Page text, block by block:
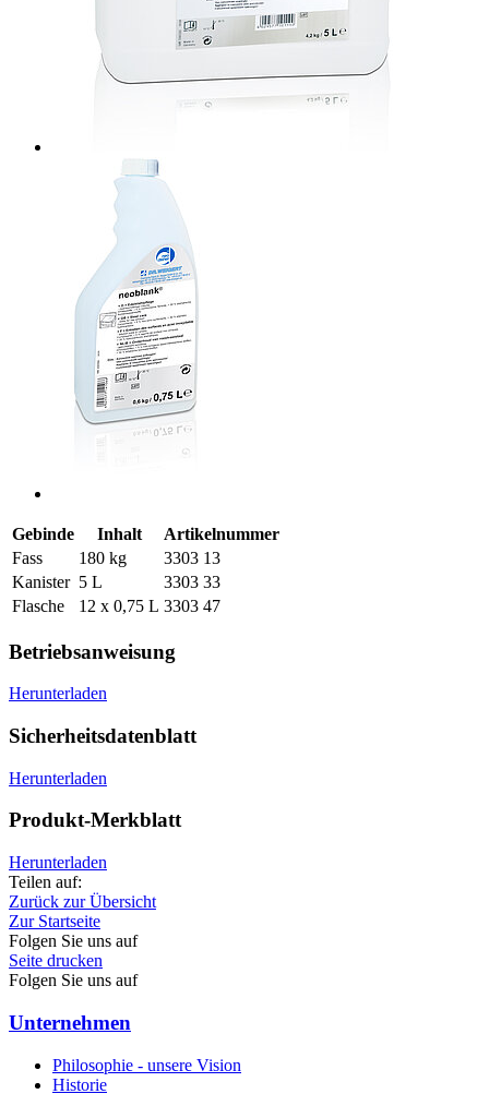
Gebinde Inhalt
Artikelnummer
Fass
180 kg
3303 13
Kanister 5 L
3303 33
Flasche
12 x 0,75 L 3303 47
Betriebsanweisung
Herunterladen
Sicherheitsdatenblatt
Herunterladen
Produkt-Merkblatt
Herunterladen
Teilen auf:
Zurück zur Übersicht
Zur Startseite
Folgen Sie uns auf
Seite drucken
Folgen Sie uns auf
Unternehmen
Philosophie - unsere Vision
Historie